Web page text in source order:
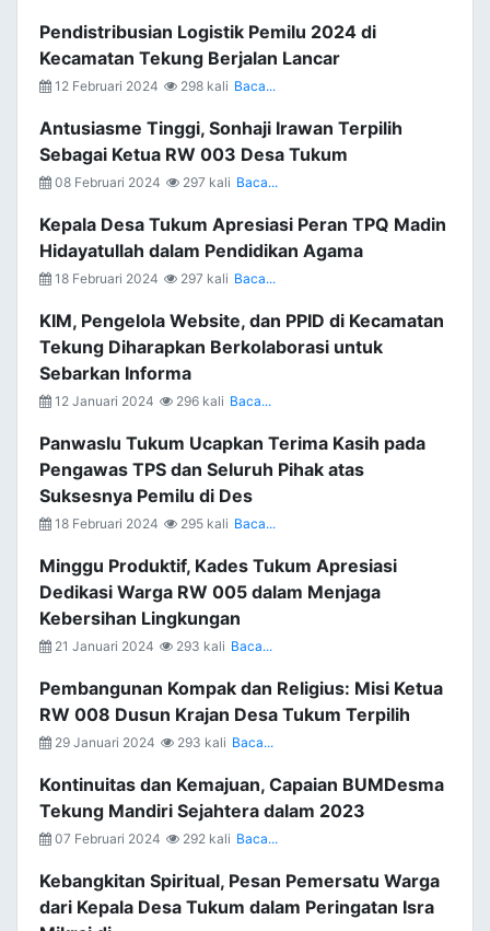
Pendistribusian Logistik Pemilu 2024 di
Kecamatan Tekung Berjalan Lancar
12 Februari 2024 298 kali Baca...
Antusiasme Tinggi, Sonhaji Irawan Terpilih
Sebagai Ketua RW 003 Desa Tukum
08 Februari 2024 297 kali Baca...
Kepala Desa Tukum Apresiasi Peran TPQ Madin
Hidayatullah dalam Pendidikan Agama
18 Februari 2024 297 kali Baca...
KIM, Pengelola Website, dan PPID di Kecamatan
Tekung Diharapkan Berkolaborasi untuk
Sebarkan Informa
12 Januari 2024 296 kali Baca...
Panwaslu Tukum Ucapkan Terima Kasih pada
Pengawas TPS dan Seluruh Pihak atas
Suksesnya Pemilu di Des
18 Februari 2024 295 kali Baca...
Minggu Produktif, Kades Tukum Apresiasi
Dedikasi Warga RW 005 dalam Menjaga
Kebersihan Lingkungan
21 Januari 2024 293 kali Baca...
Pembangunan Kompak dan Religius: Misi Ketua
RW 008 Dusun Krajan Desa Tukum Terpilih
29 Januari 2024 293 kali Baca...
Kontinuitas dan Kemajuan, Capaian BUMDesma
Tekung Mandiri Sejahtera dalam 2023
07 Februari 2024 292 kali Baca...
Kebangkitan Spiritual, Pesan Pemersatu Warga
dari Kepala Desa Tukum dalam Peringatan Isra